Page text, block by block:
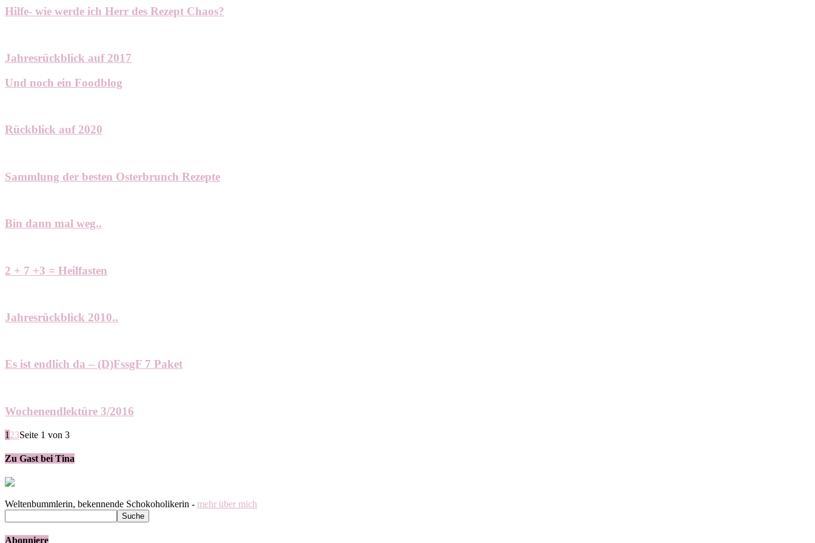
Hilfe- wie werde ich Herr des Rezept Chaos?
Jahresrückblick auf 2017
Und noch ein Foodblog
Rückblick auf 2020
Sammlung der besten Osterbrunch Rezepte
Bin dann mal weg..
2 + 7 +3 = Heilfasten
Jahresrückblick 2010..
Es ist endlich da – (D)FssgF 7 Paket
Wochenendlektüre 3/2016
1 23Seite 1 von 3
Zu Gast bei Tina
Weltenbummlerin, bekennende Schokoholikerin - mehr über mich
Abonniere